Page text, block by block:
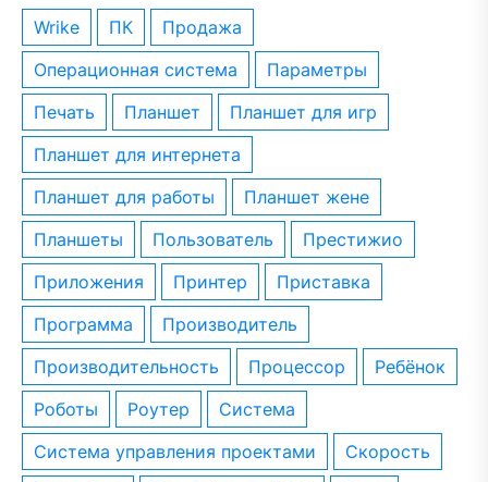
wrike ПК
Продажа
операционная система
параметры
печать
планшет
планшет для игр
планшет для интернета
планшет для работы
планшет жене
планшеты
пользователь
престижио
приложения
принтер
приставка
программа
производитель
производительность
процессор
ребёнок
роботы
роутер
система
система управления проектами
скорость